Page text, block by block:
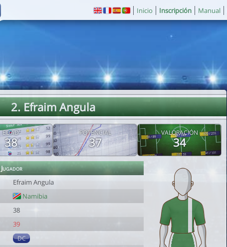
Inicio Inscripción Manual
2. Efraim Angula
EDAD
38
POTENCIAL
37
VALORACIÓN
34
Jugador
Efraim Angula
Namibia
38
39
DC